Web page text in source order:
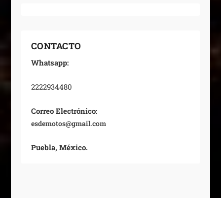
CONTACTO
Whatsapp:
2222934480
Correo Electrónico:
esdemotos@gmail.com
Puebla, México.